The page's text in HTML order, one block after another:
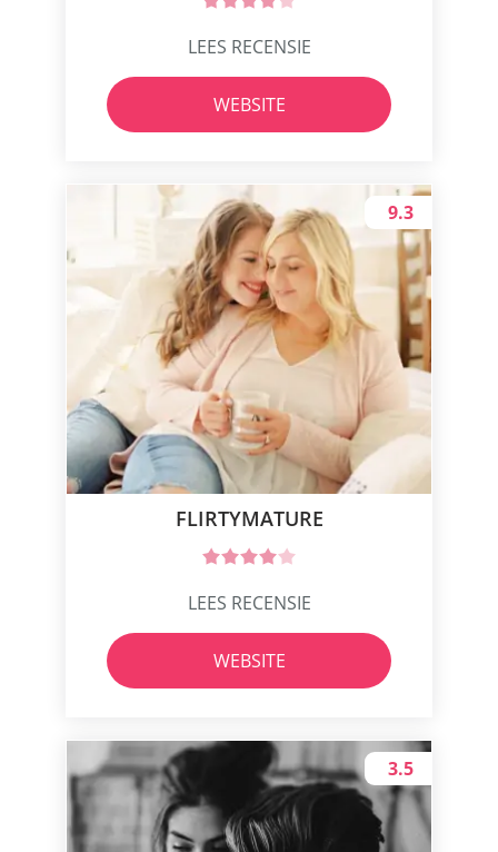
LEES RECENSIE
WEBSITE
FLIRTYMATURE
9.3
LEES RECENSIE
WEBSITE
3.5